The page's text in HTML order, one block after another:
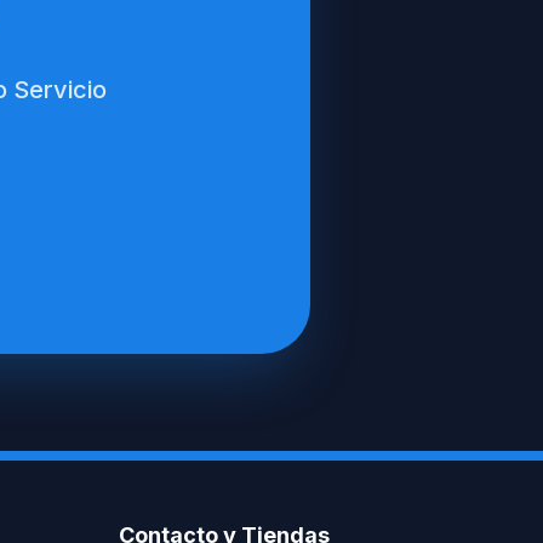
Servicio
Contacto y Tiendas